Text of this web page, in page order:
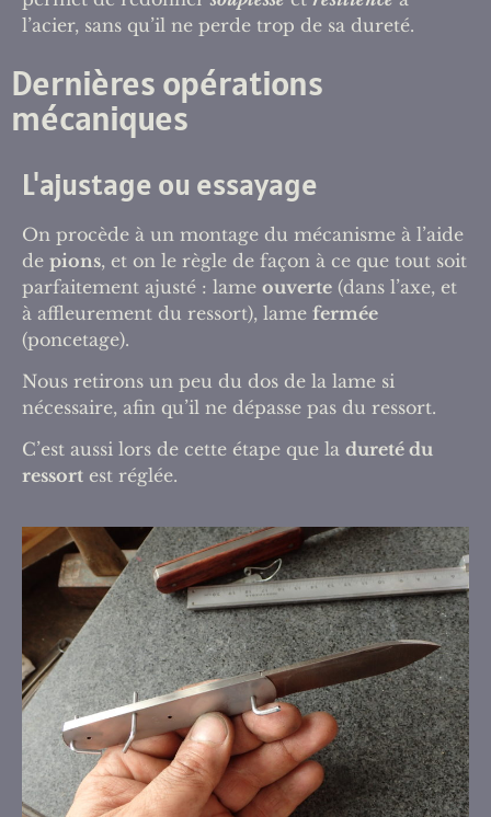
l’acier, sans qu’il ne perde trop de sa dureté.
Dernières opérations
mécaniques
L'ajustage ou essayage
On procède à un montage du mécanisme à l’aide
de pions, et on le règle de façon à ce que tout soit
parfaitement ajusté : lame ouverte (dans l’axe, et
à affleurement du ressort), lame fermée
(poncetage).
Nous retirons un peu du dos de la lame si
nécessaire, afin qu’il ne dépasse pas du ressort.
C’est aussi lors de cette étape que la dureté du
ressort est réglée.